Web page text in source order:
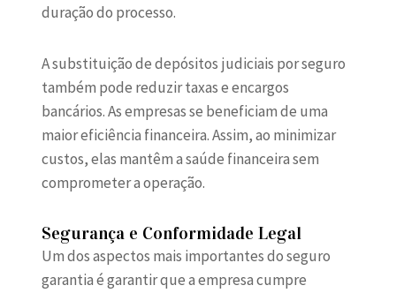
duração do processo.
A substituição de depósitos judiciais por seguro
também pode reduzir taxas e encargos
bancários. As empresas se beneficiam de uma
maior eficiência financeira. Assim, ao minimizar
custos, elas mantêm a saúde financeira sem
comprometer a operação.
Segurança e Conformidade Legal
Um dos aspectos mais importantes do seguro
garantia é garantir que a empresa cumpre